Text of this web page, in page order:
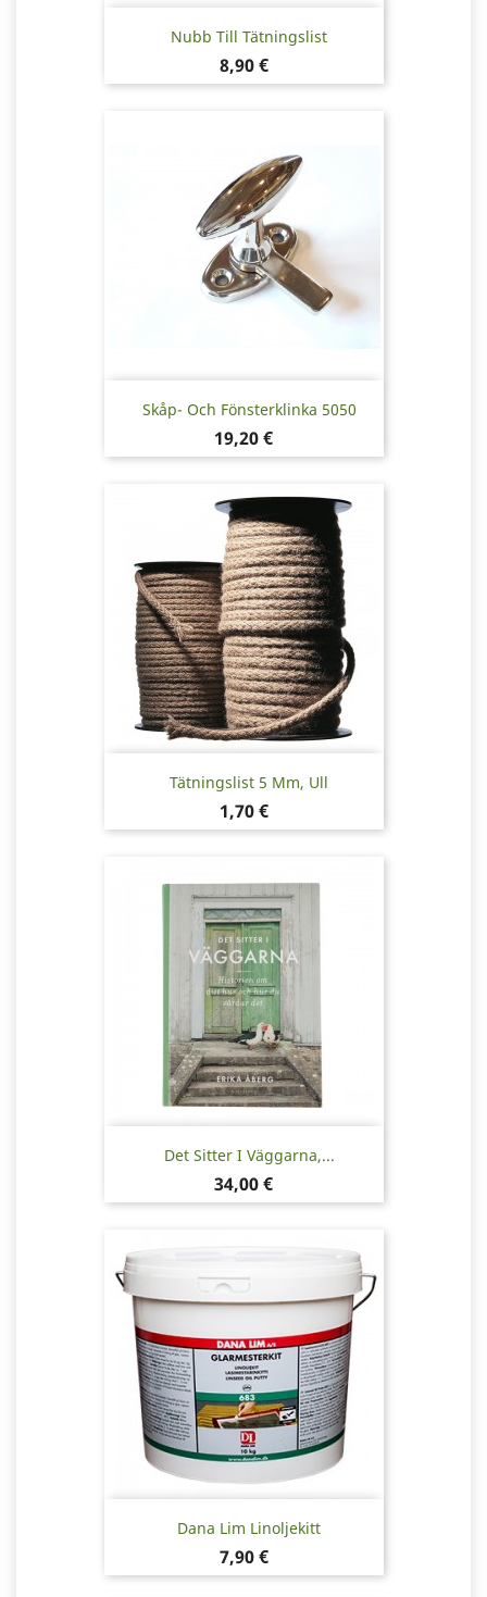
Nubb Till Tätningslist
Pris
8,90 €
Skåp- Och Fönsterklinka 5050
Pris
19,20 €
Tätningslist 5 Mm, Ull
Pris
1,70 €
Det Sitter I Väggarna,...
Pris
34,00 €
Dana Lim Linoljekitt
Pris
7,90 €